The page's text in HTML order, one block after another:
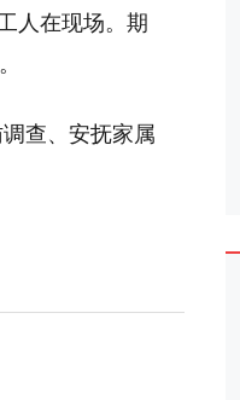
人在现场。期
查、安抚家属